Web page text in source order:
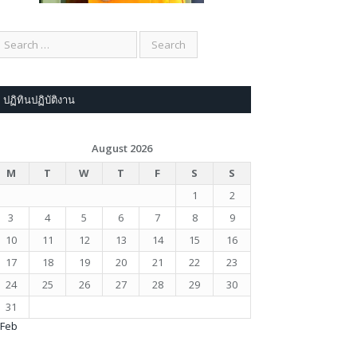
ปฏิทินปฏิบัติงาน
August 2026
M
T W T F S
S
1
2
3
4 5 6 7 8
9
10
11 12 13 14 15
16
17
18 19 20 21 22
23
24
25 26 27 28 29
30
31